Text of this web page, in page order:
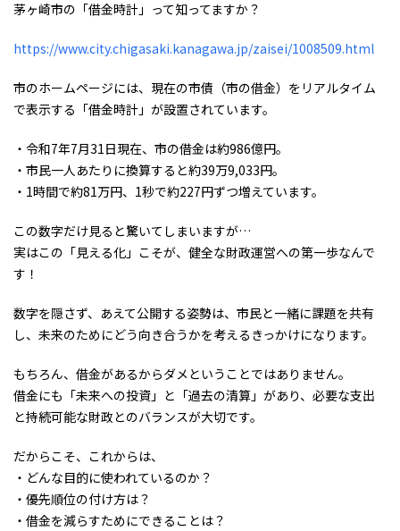
茅ヶ崎市の「借金時計」って知ってますか？
https://www.city.chigasaki.kanagawa.jp/zaisei/1008509.html
市のホームページには、現在の市債（市の借金）をリアルタイム
で表示する「借金時計」が設置されています。
・令和7年7月31日現在、市の借金は約986億円。
・市民一人あたりに換算すると約39万9,033円。
・1時間で約81万円、1秒で約227円ずつ増えています。
この数字だけ見ると驚いてしまいますが…
実はこの「見える化」こそが、健全な財政運営への第一歩なんで
す！
数字を隠さず、あえて公開する姿勢は、市民と一緒に課題を共有
し、未来のためにどう向き合うかを考えるきっかけになります。
もちろん、借金があるからダメということではありません。
借金にも「未来への投資」と「過去の清算」があり、必要な支出
と持続可能な財政とのバランスが大切です。
だからこそ、これからは、
・どんな目的に使われているのか？
・優先順位の付け方は？
・借金を減らすためにできることは？